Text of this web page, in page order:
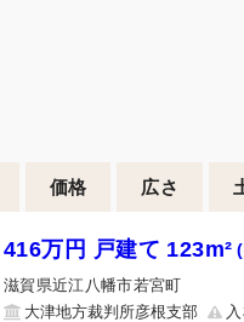
価格 広さ
416万円 戸建て 123m²
滋賀県近江八幡市若宮町
大津地方裁判所彦根支部